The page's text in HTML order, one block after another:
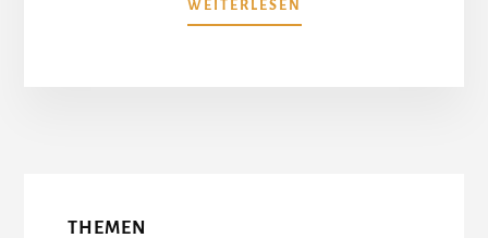
WEITERLESEN
MAJESTÄTEN
THEMEN